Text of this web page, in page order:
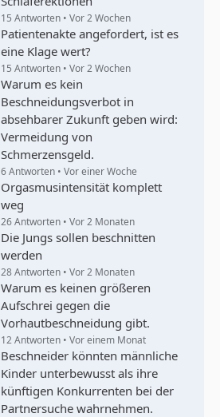
15 Antworten Vor 2 Wochen
Patientenakte angefordert, ist es
eine Klage wert?
15 Antworten Vor 2 Wochen
Warum es kein
Beschneidungsverbot in
absehbarer Zukunft geben wird:
Vermeidung von
Schmerzensgeld.
6 Antworten Vor einer Woche
Orgasmusintensität komplett
weg
26 Antworten Vor 2 Monaten
Die Jungs sollen beschnitten
werden
28 Antworten Vor 2 Monaten
Warum es keinen größeren
Aufschrei gegen die
Vorhautbeschneidung gibt.
12 Antworten Vor einem Monat
Beschneider könnten männliche
Kinder unterbewusst als ihre
künftigen Konkurrenten bei der
Partnersuche wahrnehmen.